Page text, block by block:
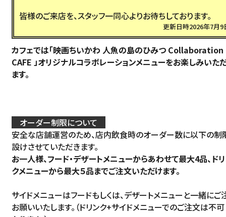
皆様のご来店を、スタッフ一同心よりお待ちしております。
更新日時2026年7月9
カフェでは「映画ちいかわ 人魚の島のひみつ Collaboration
CAFE 」オリジナルコラボレーションメニューをお楽しみいた
ます。
オーダー制限について
安全な店舗運営のため、店内飲食時のオーダー数に以下の制
設けさせていただきます。
お一人様、フード・デザートメニューからあわせて最大4品、ド
クメニューから最大５品までご注文いただけます。
サイドメニューはフードもしくは、デザートメニューと一緒にご
お願いいたします。（ドリンク+サイドメニューでのご注文は不